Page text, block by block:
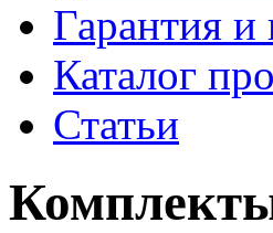
Гарантия и
Каталог
Статьи